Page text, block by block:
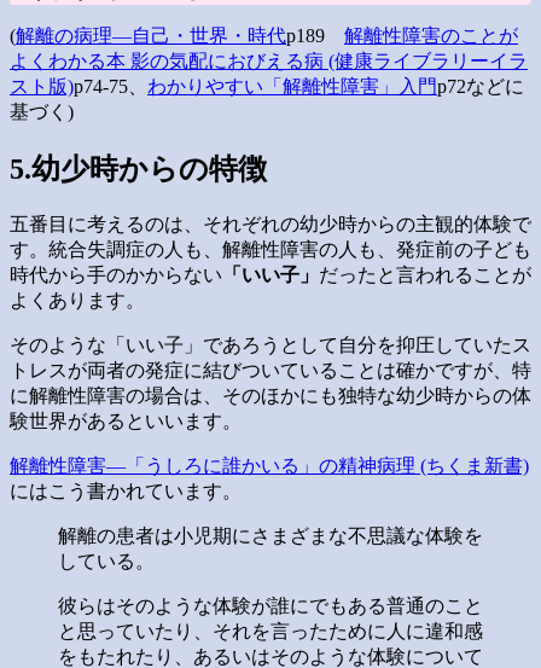
(解離の病理―自己・世界・時代p189 解離性障害のことが
よくわかる本 影の気配におびえる病 (健康ライブラリーイラ
スト版)p74-75、 わかりやすい「解離性障害」入門p72などに
基づく)
5.幼少時からの特徴
五番目に考えるのは、それぞれの幼少時からの主観的体験で
す。統合失調症の人も、解離性障害の人も、発症前の子ども
時代から手のかからない 「いい子」 だったと言われることが
よくあります。
そのような「いい子」であろうとして自分を抑圧していたス
トレスが両者の発症に結びついていることは確かですが、特
に解離性障害の場合は、そのほかにも独特な幼少時からの体
験世界があるといいます。
解離性障害―「うしろに誰かいる」の精神病理 (ちくま新書)
にはこう書かれています。
解離の患者は小児期にさまざまな不思議な体験を
している。
彼らはそのような体験が誰にでもある普通のこと
と思っていたり、それを言ったために人に違和感
をもたれたり、あるいはそのような体験について